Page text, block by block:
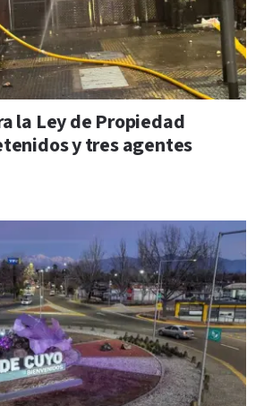
la Ley de Propiedad
y tres agentes